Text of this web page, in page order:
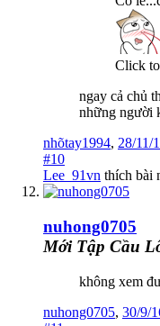
Click
ngay cả chủ
những người
nhõtay1994, 28/11/
#10
Lee_91vn thích bài
nuhong0705
Mới Tập Cầu
không xem
nuhong0705, 30/9/